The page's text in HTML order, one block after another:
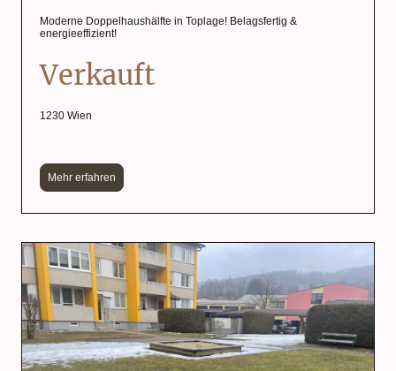
Moderne Doppelhaushälfte in Toplage! Belagsfertig &
energieeffizient!
Verkauft
1230 Wien
Mehr erfahren